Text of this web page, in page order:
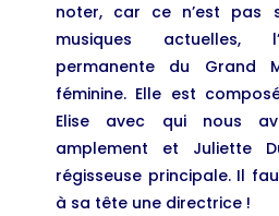
noter, car ce n’est pas
musiques actuelles,
permanente du Grand
féminine. Elle est
Elise avec qui nous
amplement et Juliette
régisseuse principale. Il
à sa tête une directrice !